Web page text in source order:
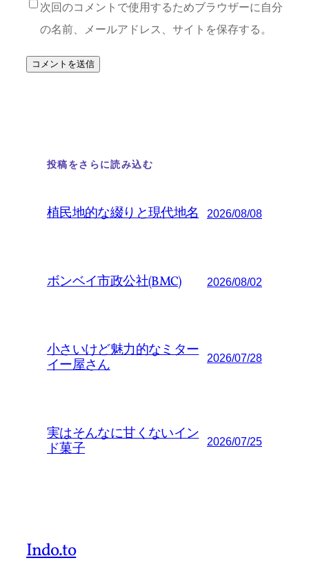
次回のコメントで使用するためブラウザーに自分
の名前、メールアドレス、サイトを保存する。
投稿をさらに読み込む
植民地的な綴りと現代地名 2026/08/08
ボンベイ市政公社(BMC) 2026/08/02
小さいけど魅力的なミター
イー屋さん
2026/07/28
実はそんなに甘くないイン
ド菓子
2026/07/25
Indo.to